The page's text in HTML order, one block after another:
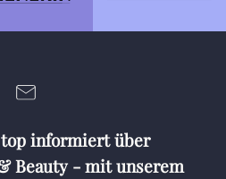
informiert über
Beauty - mit unserem